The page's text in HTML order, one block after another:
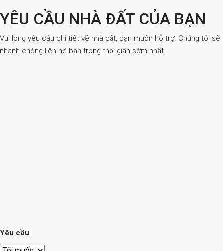
YÊU CẦU NHÀ ĐẤT CỦA BẠN
Vui lòng yêu cầu chi tiết về nhà đất, bạn muốn hỗ trợ. Chúng tôi sẽ
nhanh chóng liên hệ bạn trong thời gian sớm nhất.
Yêu cầu